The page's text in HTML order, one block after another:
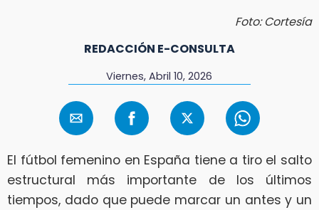
Foto: Cortesía
REDACCIÓN E-CONSULTA
Viernes, Abril 10, 2026
El fútbol femenino en España tiene a tiro el salto
estructural más importante de los últimos
tiempos, dado que puede marcar un antes y un